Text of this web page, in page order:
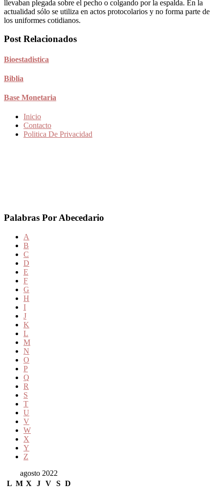
llevaban plegada sobre el pecho o colgando por la espalda. En la
actualidad sólo se utiliza en actos protocolarios y no forma parte de
los uniformes cotidianos.
Post Relacionados
Bioestadistica
Biblia
Base Monetaria
Inicio
Contacto
Politica De Privacidad
Palabras Por Abecedario
A
B
C
D
E
F
G
H
I
J
K
L
M
N
O
P
Q
R
S
T
U
V
W
X
Y
Z
agosto 2022
L M X J V S D